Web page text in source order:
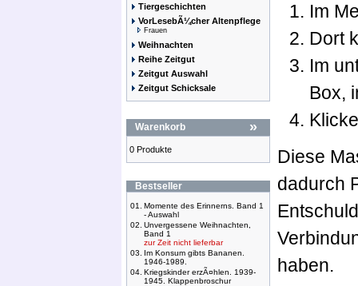
Tiergeschichten
VorLesebÃ¼cher Altenpflege
Frauen
Weihnachten
Reihe Zeitgut
Zeitgut Auswahl
Zeitgut Schicksale
Warenkorb »
0 Produkte
Bestseller
01.
Momente des Erinnerns. Band 1
- Auswahl
02. Unvergessene Weihnachten,
Band 1
zur Zeit nicht lieferbar
03.
Im Konsum gibts Bananen.
1946-1989.
04. Kriegskinder erzÃ¤hlen. 1939-
1945. Klappenbroschur
Im
Dort
Im
Box,
Diese
dadurch
haben.